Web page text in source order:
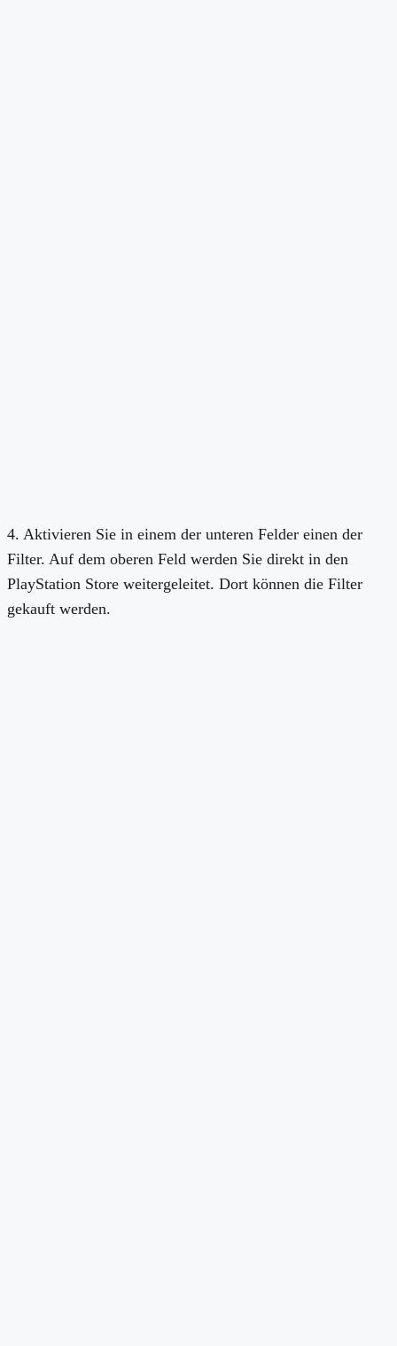
4. Aktivieren Sie in einem der unteren Felder einen der
Filter. Auf dem oberen Feld werden Sie direkt in den
PlayStation Store weitergeleitet. Dort können die Filter
gekauft werden.